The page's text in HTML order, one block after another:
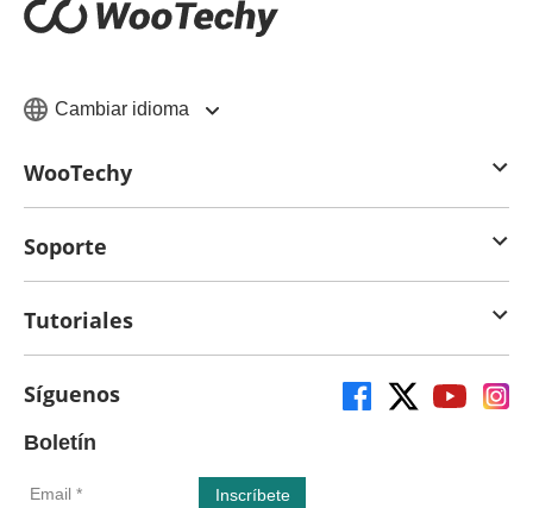
Cambiar idioma
WooTechy
Soporte
Tutoriales
Síguenos
Boletín